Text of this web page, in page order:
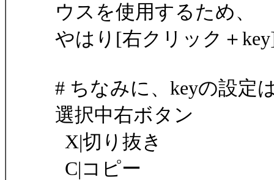
ウスを使用するため、
やはり[右クリック＋
# ちなみに、keyの設定
選択中右ボタン
X|切り抜き
C|コピー